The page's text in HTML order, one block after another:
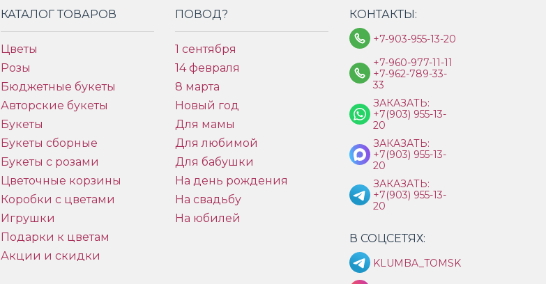
КАТАЛОГ ТОВАРОВ
Цветы
Розы
Бюджетные букеты
Авторские букеты
Букеты
Букеты сборные
Букеты с розами
Цветочные корзины
Коробки с цветами
Игрушки
Подарки к цветам
Акции и скидки
ПОВОД?
1 сентября
14 февраля
8 марта
Новый год
Для мамы
Для любимой
Для бабушки
На день рождения
На свадьбу
На юбилей
КОНТАКТЫ:
+7-903-955-13-20
+7-960-977-11-11
+7-962-789-33-
33
ЗАКАЗАТЬ:
+7(903) 955-13-
20
ЗАКАЗАТЬ:
+7(903) 955-13-
20
ЗАКАЗАТЬ:
+7(903) 955-13-
20
В СОЦСЕТЯХ:
KLUMBA_TOMSK